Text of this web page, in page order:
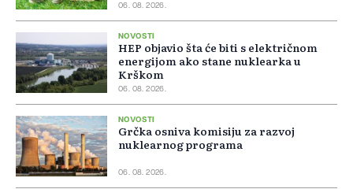
06. 08. 2026.
NOVOSTI
HEP objavio šta će biti s električnom
energijom ako stane nuklearka u
Krškom
06. 08. 2026.
NOVOSTI
Grčka osniva komisiju za razvoj
nuklearnog programa
06. 08. 2026.